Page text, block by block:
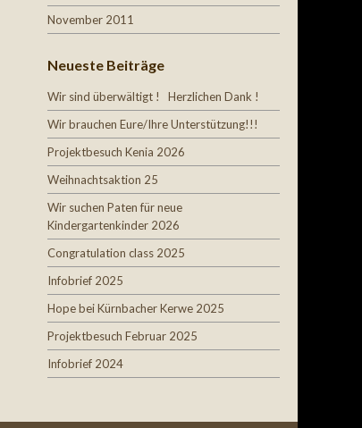
November 2011
Neueste Beiträge
Wir sind überwältigt ! Herzlichen Dank !
Wir brauchen Eure/Ihre Unterstützung!!!
Projektbesuch Kenia 2026
Weihnachtsaktion 25
Wir suchen Paten für neue
Kindergartenkinder 2026
Congratulation class 2025
Infobrief 2025
Hope bei Kürnbacher Kerwe 2025
Projektbesuch Februar 2025
Infobrief 2024